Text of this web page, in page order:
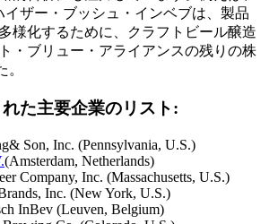
イザー・ブッシュ・インベブは、製品
様化するために、クラフトビール醸造
・ブリュー・アライアンスの残りの株
た主要企業のリスト:
Son, Inc. (Pennsylvania, U.S.)
(Amsterdam, Netherlands)
Company, Inc. (Massachusetts, U.S.)
Inc. (New York, U.S.)
InBev (Leuven, Belgium)